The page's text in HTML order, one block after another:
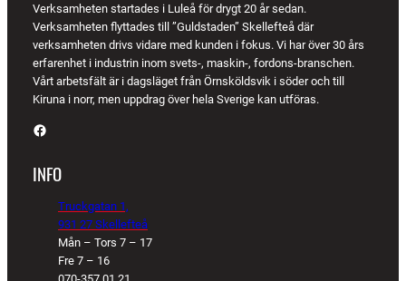
Verksamheten startades i Luleå för drygt 20 år sedan.
Verksamheten flyttades till ”Guldstaden” Skellefteå där
verksamheten drivs vidare med kunden i fokus. Vi har över 30 års
erfarenhet i industrin inom svets-, maskin-, fordons-branschen.
Vårt arbetsfält är i dagsläget från Örnsköldsvik i söder och till
Kiruna i norr, men uppdrag över hela Sverige kan utföras.
Facebook
INFO
Truckgatan 1,
931 27 Skellefteå
Mån – Tors 7 – 17
Fre 7 – 16